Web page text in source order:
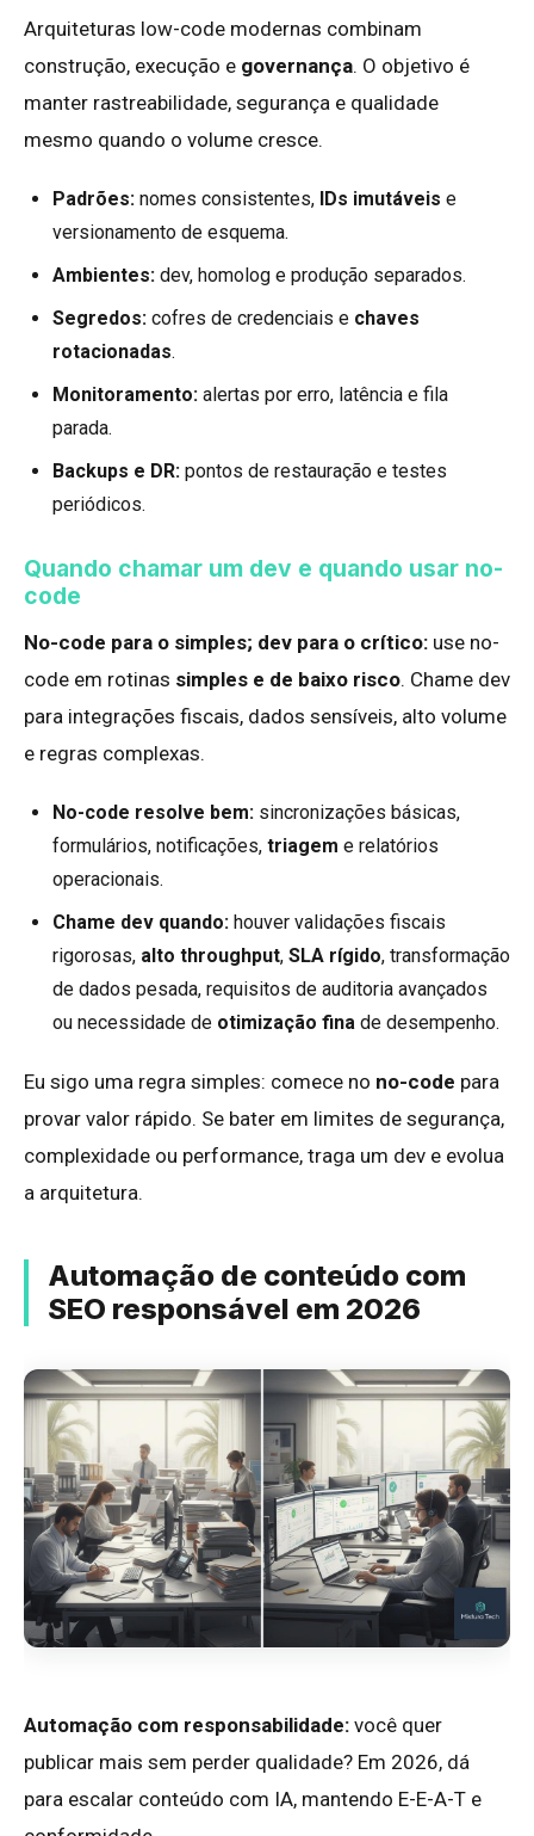
Arquiteturas low-code modernas combinam
construção, execução e governança. O objetivo é
manter rastreabilidade, segurança e qualidade
mesmo quando o volume cresce.
Padrões: nomes consistentes, IDs imutáveis e
versionamento de esquema.
Ambientes: dev, homolog e produção separados.
Segredos: cofres de credenciais e chaves
rotacionadas.
Monitoramento: alertas por erro, latência e fila
parada.
Backups e DR: pontos de restauração e testes
periódicos.
Quando chamar um dev e quando usar no-
code
No-code para o simples; dev para o crítico: use no-
code em rotinas simples e de baixo risco. Chame dev
para integrações fiscais, dados sensíveis, alto volume
e regras complexas.
No-code resolve bem: sincronizações básicas,
formulários, notificações, triagem e relatórios
operacionais.
Chame dev quando: houver validações fiscais
rigorosas, alto throughput, SLA rígido, transformação
de dados pesada, requisitos de auditoria avançados
ou necessidade de otimização fina de desempenho.
Eu sigo uma regra simples: comece no no-code para
provar valor rápido. Se bater em limites de segurança,
complexidade ou performance, traga um dev e evolua
a arquitetura.
Automação de conteúdo com
SEO responsável em 2026
Automação com responsabilidade: você quer
publicar mais sem perder qualidade? Em 2026, dá
para escalar conteúdo com IA, mantendo E-E-A-T e